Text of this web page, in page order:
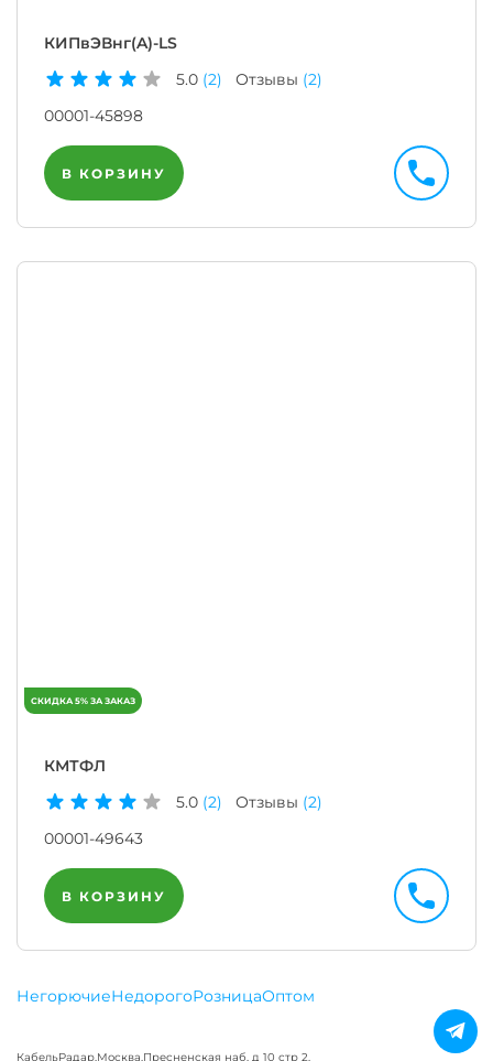
КИПвЭВнг(A)-LS
5.0 (2) Отзывы (2)
00001-45898
В КОРЗИНУ
КМТФЛ
5.0 (2) Отзывы (2)
00001-49643
В КОРЗИНУ
НегорючиеНедорогоРозницаОптом
КабельРадар,Москва,Пресненская наб, д 10 стр 2,